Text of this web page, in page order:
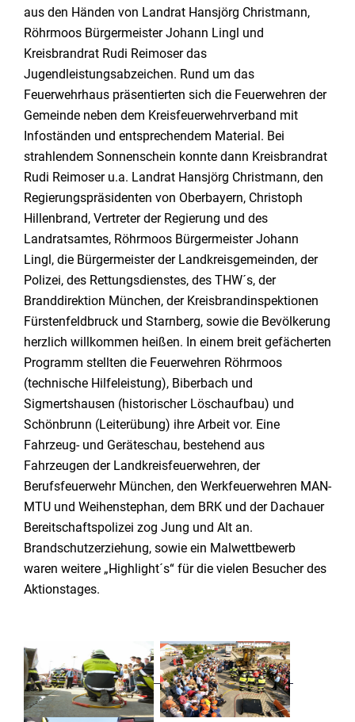
aus den Händen von Landrat Hansjörg Christmann,
Röhrmoos Bürgermeister Johann Lingl und
Kreisbrandrat Rudi Reimoser das
Jugendleistungsabzeichen. Rund um das
Feuerwehrhaus präsentierten sich die Feuerwehren der
Gemeinde neben dem Kreisfeuerwehrverband mit
Infoständen und entsprechendem Material. Bei
strahlendem Sonnenschein konnte dann Kreisbrandrat
Rudi Reimoser u.a. Landrat Hansjörg Christmann, den
Regierungspräsidenten von Oberbayern, Christoph
Hillenbrand, Vertreter der Regierung und des
Landratsamtes, Röhrmoos Bürgermeister Johann
Lingl, die Bürgermeister der Landkreisgemeinden, der
Polizei, des Rettungsdienstes, des THW´s, der
Branddirektion München, der Kreisbrandinspektionen
Fürstenfeldbruck und Starnberg, sowie die Bevölkerung
herzlich willkommen heißen. In einem breit gefächerten
Programm stellten die Feuerwehren Röhrmoos
(technische Hilfeleistung), Biberbach und
Sigmertshausen (historischer Löschaufbau) und
Schönbrunn (Leiterübung) ihre Arbeit vor. Eine
Fahrzeug- und Geräteschau, bestehend aus
Fahrzeugen der Landkreisfeuerwehren, der
Berufsfeuerwehr München, den Werkfeuerwehren MAN-
MTU und Weihenstephan, dem BRK und der Dachauer
Bereitschaftspolizei zog Jung und Alt an.
Brandschutzerziehung, sowie ein Malwettbewerb
waren weitere „Highlight´s“ für die vielen Besucher des
Aktionstages.